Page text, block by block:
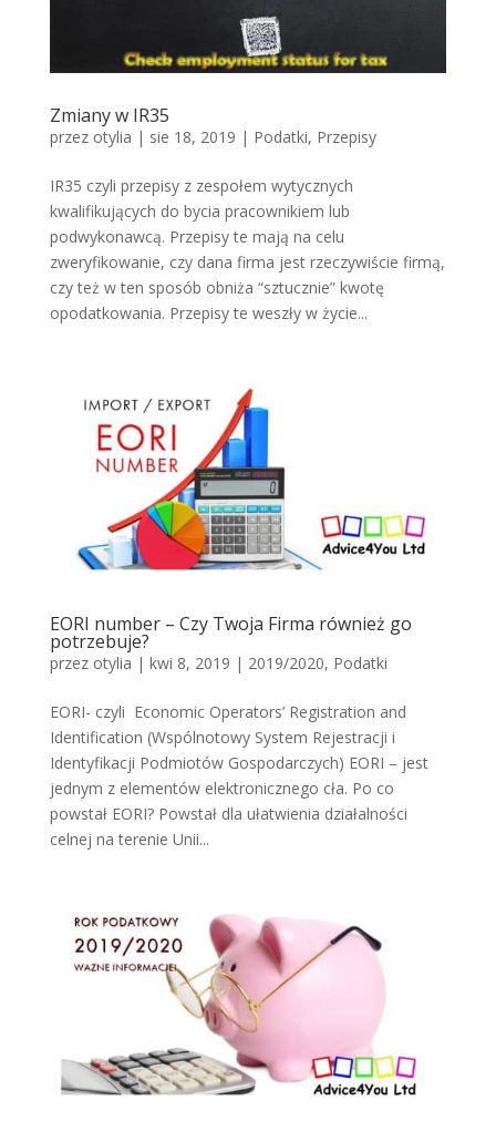
Zmiany w IR35
przez otylia | sie 18, 2019 | Podatki, Przepisy
IR35 czyli przepisy z zespołem wytycznych
kwalifikujących do bycia pracownikiem lub
podwykonawcą. Przepisy te mają na celu
zweryfikowanie, czy dana firma jest rzeczywiście firmą,
czy też w ten sposób obniża “sztucznie” kwotę
opodatkowania. Przepisy te weszły w życie...
EORI number – Czy Twoja Firma również go
potrzebuje?
przez otylia | kwi 8, 2019 | 2019/2020, Podatki
EORI- czyli Economic Operators’ Registration and
Identification (Wspólnotowy System Rejestracji i
Identyfikacji Podmiotów Gospodarczych) EORI – jest
jednym z elementów elektronicznego cła. Po co
powstał EORI? Powstał dla ułatwienia działalności
celnej na terenie Unii...